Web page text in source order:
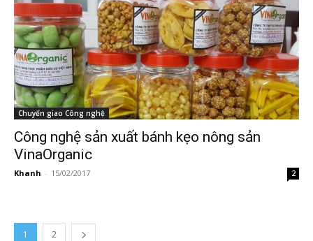
Chuyển giao Công nghệ
Công nghệ sản xuất bánh kẹo nông sản
VinaOrganic
Khanh - 15/02/2017 2
1 2